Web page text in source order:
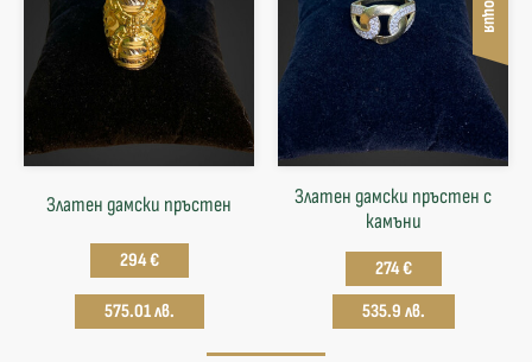
Златен дамски пръстен
294 €
575.01 лв.
Златен дамски пръстен с
камъни
274 €
535.9 лв.